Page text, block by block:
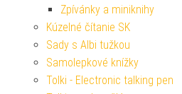
Zpívánky a miniknihy
Kúzelné čítanie SK
Sady s Albi tužkou
Samolepkové knížky
Tolki - Electronic talking pen